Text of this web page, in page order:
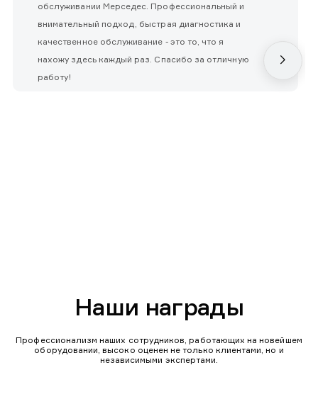
обслуживании Мерседес. Профессиональный и
внимательный подход, быстрая диагностика и
качественное обслуживание - это то, что я
нахожу здесь каждый раз. Спасибо за отличную
работу!
Наши награды
Профессионализм наших сотрудников, работающих на новейшем
оборудовании, высоко оценен не только клиентами, но и
независимыми экспертами.